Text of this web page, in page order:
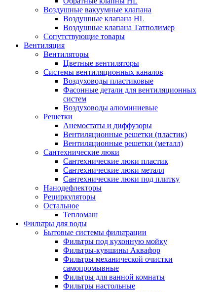
Воздушные вакуумные клапана
Воздушные клапана HL
Воздушные клапана Татполимер
Сопутствующие товары
Вентиляция
Вентиляторы
Цветные вентиляторы
Системы вентиляционных каналов
Воздуховоды пластиковые
Фасонные детали для вентиляционных
систем
Воздуховоды алюминиевые
Решетки
Анемостаты и диффузоры
Вентиляционные решетки (пластик)
Вентиляционные решетки (металл)
Сантехнические люки
Сантехнические люки пластик
Сантехнические люки металл
Сантехнические люки под плитку
Нанодефлекторы
Рециркуляторы
Остальное
Тепломаш
Фильтры для воды
Бытовые системы фильтрации
Фильтры под кухонную мойку
Фильтры-кувшины Аквафор
Фильтры механической очистки
самопромывные
Фильтры для ванной комнаты
Фильтры настольные